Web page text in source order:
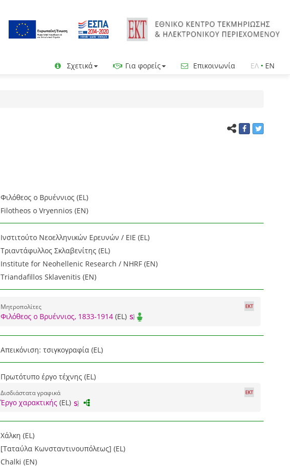
Σχετικά Για φορείς Επικοινωνία ΕΛ • EN
Φιλόθεος ο Βρυέννιος (EL)
Filotheos o Vryennios (EN)
Ινστιτούτο Νεοελληνικών Ερευνών / ΕΙΕ (EL)
Τριαντάφυλλος Σκλαβενίτης (EL)
Institute for Neohellenic Research / NHRF (EN)
Triandafillos Sklavenitis (EN)
Μητροπολίτες
Φιλόθεος ο Βρυέννιος, 1833-1914(EL)
Απεικόνιση: τσιγκογραφία (EL)
Πρωτότυπο έργο τέχνης (EL)
Δισδιάστατα γραφικά
Έργο χαρακτικής(EL)
Χάλκη (EL)
[Ταταύλα Κωνσταντινουπόλεως] (EL)
Chalki (EN)